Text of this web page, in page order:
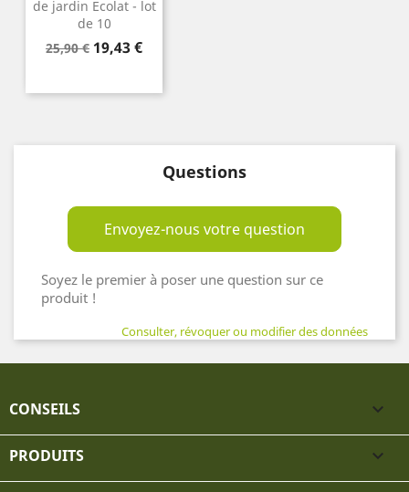
de jardin Ecolat - lot
de 10
Prix
25,90 € Prix
19,43 €
Questions
Envoyez-nous votre question
Soyez le premier à poser une question sur ce
produit !
Consulter, révoquer ou modifier des données
CONSEILS 
PRODUITS 